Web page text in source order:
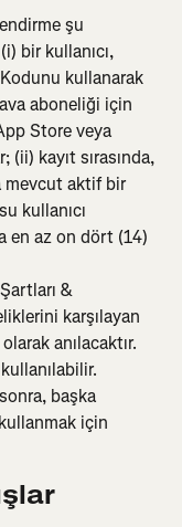
şu
bir kullanıcı,
kullanarak
aboneliği için
Store veya
kayıt sırasında,
mevcut aktif bir
kullanıcı
en az on dört (14)
&
karşılayan
anılacaktır.
başka
için